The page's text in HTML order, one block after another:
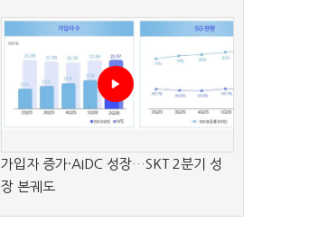
가입자 증가·AIDC 성장…SKT 2분기 성
장 본궤도